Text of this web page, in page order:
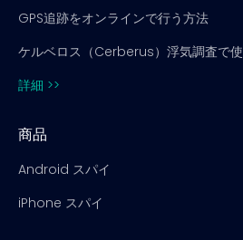
GPS追跡をオンラインで行う方法
ケルベロス（Cerberus）浮気調査で
詳細 >>
商品
Android スパイ
iPhone スパイ